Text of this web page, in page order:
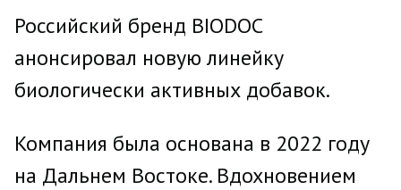
Российский бренд BIODOC
анонсировал новую линейку
биологически активных добавок.
Компания была основана в 2022 году
на Дальнем Востоке. Вдохновением